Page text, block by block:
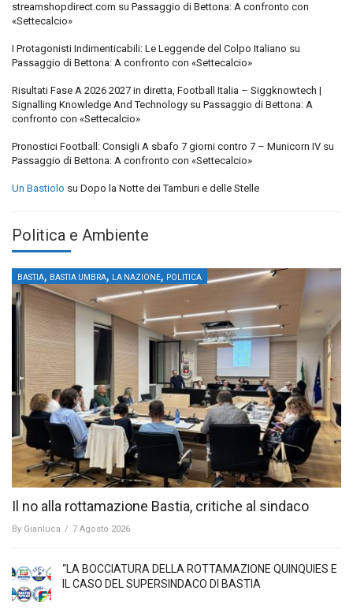
streamshopdirect.com su Passaggio di Bettona: A confronto con
«Settecalcio»
I Protagonisti Indimenticabili: Le Leggende del Colpo Italiano su
Passaggio di Bettona: A confronto con «Settecalcio»
Risultati Fase A 2026 2027 in diretta, Football Italia – Siggknowtech |
Signalling Knowledge And Technology su Passaggio di Bettona: A
confronto con «Settecalcio»
Pronostici Football: Consigli A sbafo 7 giorni contro 7 – Municorn IV su
Passaggio di Bettona: A confronto con «Settecalcio»
Un Bastiolo su Dopo la Notte dei Tamburi e delle Stelle
Politica e Ambiente
BASTIA, BASTIA UMBRA, LA NAZIONE, POLITICA
Il no alla rottamazione Bastia, critiche al sindaco
By Gianluca / 7 Agosto 2026
“LA BOCCIATURA DELLA ROTTAMAZIONE QUINQUIES E
IL CASO DEL SUPERSINDACO DI BASTIA